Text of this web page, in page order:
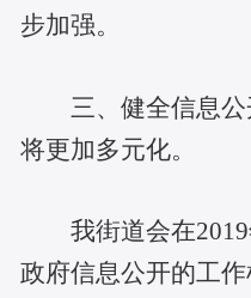
步加强。
三、健全信息
将更加多元化。
我街道会在
政府信息公开的工